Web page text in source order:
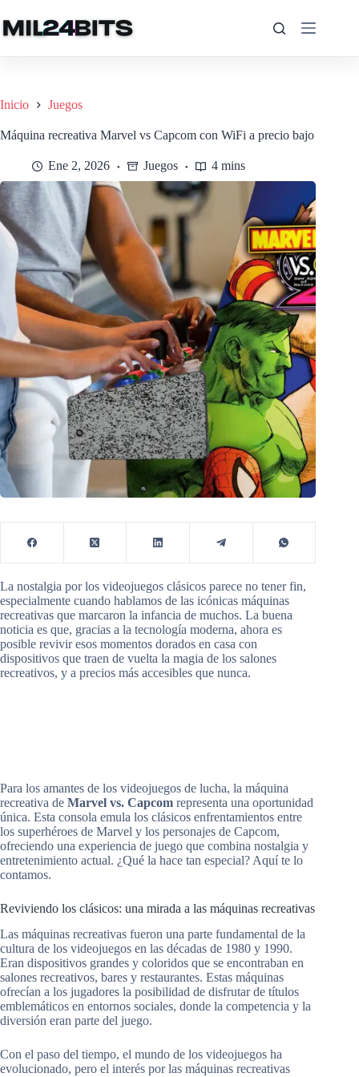
al
contenido
Inicio Juegos
Máquina recreativa Marvel vs Capcom con WiFi a precio bajo
Ene 2, 2026 Juegos 4 mins
La nostalgia por los videojuegos clásicos parece no tener fin,
especialmente cuando hablamos de las icónicas máquinas
recreativas que marcaron la infancia de muchos. La buena
noticia es que, gracias a la tecnología moderna, ahora es
posible revivir esos momentos dorados en casa con
dispositivos que traen de vuelta la magia de los salones
recreativos, y a precios más accesibles que nunca.
Para los amantes de los videojuegos de lucha, la máquina
recreativa de Marvel vs. Capcom representa una oportunidad
única. Esta consola emula los clásicos enfrentamientos entre
los superhéroes de Marvel y los personajes de Capcom,
ofreciendo una experiencia de juego que combina nostalgia y
entretenimiento actual. ¿Qué la hace tan especial? Aquí te lo
contamos.
Reviviendo los clásicos: una mirada a las máquinas recreativas
Las máquinas recreativas fueron una parte fundamental de la
cultura de los videojuegos en las décadas de 1980 y 1990.
Eran dispositivos grandes y coloridos que se encontraban en
salones recreativos, bares y restaurantes. Estas máquinas
ofrecían a los jugadores la posibilidad de disfrutar de títulos
emblemáticos en entornos sociales, donde la competencia y la
diversión eran parte del juego.
Con el paso del tiempo, el mundo de los videojuegos ha
evolucionado, pero el interés por las máquinas recreativas